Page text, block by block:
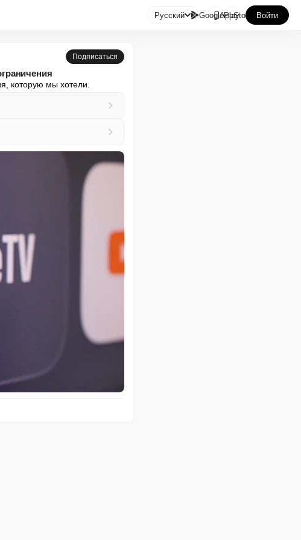
Русский GooglePlay
AppStore Войти
Подписаться
которую мы хотели.